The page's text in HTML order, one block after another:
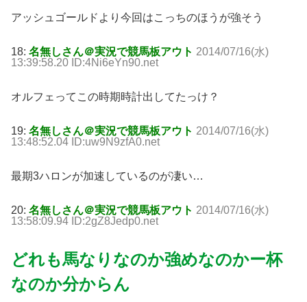
アッシュゴールドより今回はこっちのほうが強そう
18: 名無しさん＠実況で競馬板アウト 2014/07/16(水)
13:39:58.20 ID:4Ni6eYn90.net
オルフェってこの時期時計出してたっけ？
19: 名無しさん＠実況で競馬板アウト 2014/07/16(水)
13:48:52.04 ID:uw9N9zfA0.net
最期3ハロンが加速しているのが凄い…
20: 名無しさん＠実況で競馬板アウト 2014/07/16(水)
13:58:09.94 ID:2gZ8Jedp0.net
どれも馬なりなのか強めなのかー杯
なのか分からん